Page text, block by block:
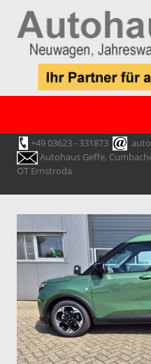
+49 03623 - 331873
Autohaus Geffe,
OT Ernstroda